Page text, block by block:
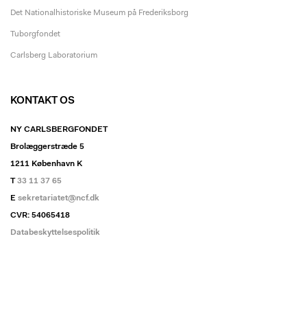
Det Nationalhistoriske Museum på Frederiksborg
Tuborgfondet
Carlsberg Laboratorium
KONTAKT OS
NY CARLSBERGFONDET
Brolæggerstræde 5
1211 København K
T33 11 37 65
E sekretariatet@ncf.dk
CVR: 54065418
Databeskyttelsespolitik